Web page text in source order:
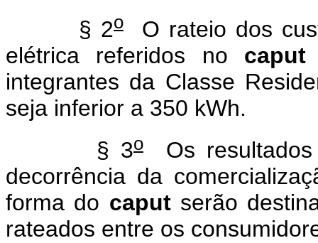
§ 2o
O rateio dos
elétrica referidos no caput
integrantes da Classe
seja inferior a 350 kWh.
§ 3o Os resultados
decorrência da
forma do caputserão
rateados entre os